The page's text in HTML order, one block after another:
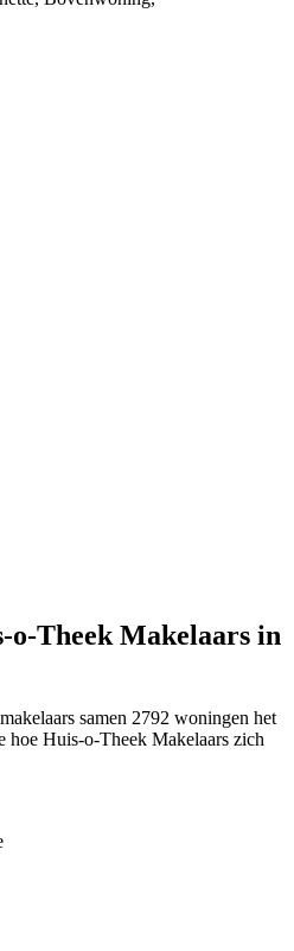
o-Theek Makelaars in
samen 2792 woningen het
hoe Huis-o-Theek Makelaars zich